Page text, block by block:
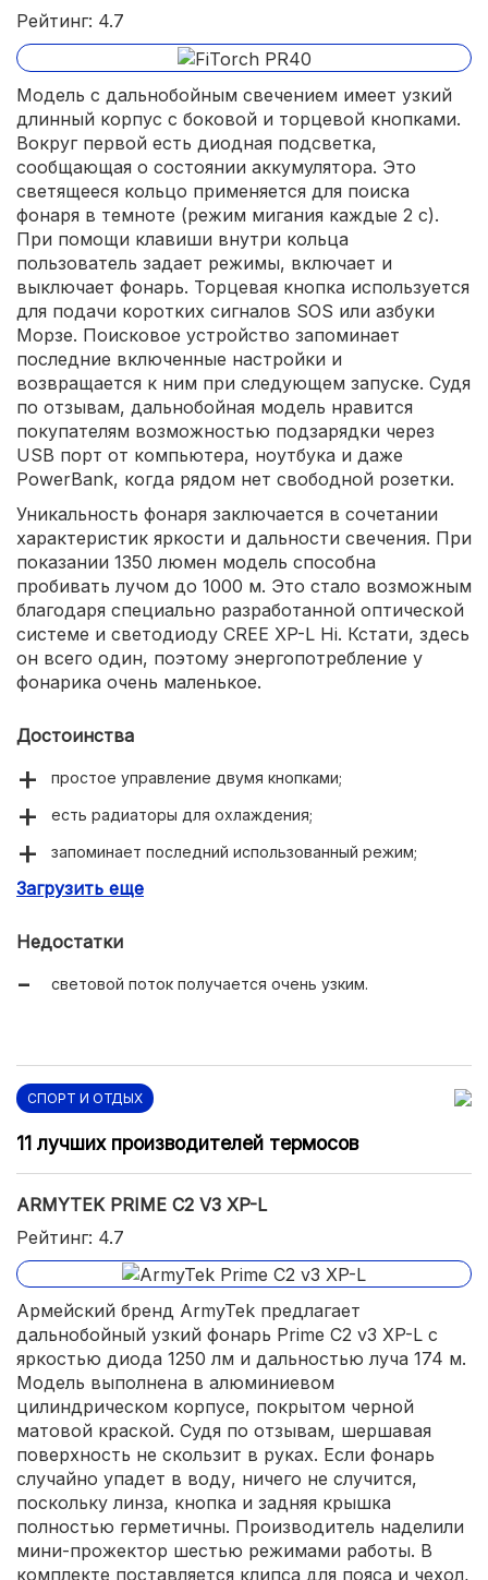
Рейтинг: 4.7
Модель с дальнобойным свечением имеет узкий
длинный корпус с боковой и торцевой кнопками.
Вокруг первой есть диодная подсветка,
сообщающая о состоянии аккумулятора. Это
светящееся кольцо применяется для поиска
фонаря в темноте (режим мигания каждые 2 с).
При помощи клавиши внутри кольца
пользователь задает режимы, включает и
выключает фонарь. Торцевая кнопка используется
для подачи коротких сигналов SOS или азбуки
Морзе. Поисковое устройство запоминает
последние включенные настройки и
возвращается к ним при следующем запуске. Судя
по отзывам, дальнобойная модель нравится
покупателям возможностью подзарядки через
USB порт от компьютера, ноутбука и даже
PowerBank, когда рядом нет свободной розетки.
Уникальность фонаря заключается в сочетании
характеристик яркости и дальности свечения. При
показании 1350 люмен модель способна
пробивать лучом до 1000 м. Это стало возможным
благодаря специально разработанной оптической
системе и светодиоду CREE XP-L Hi. Кстати, здесь
он всего один, поэтому энергопотребление у
фонарика очень маленькое.
Достоинства
простое управление двумя кнопками;
есть радиаторы для охлаждения;
запоминает последний использованный режим;
индикация заряда аккумулятора.
Загрузить еще
Недостатки
световой поток получается очень узким.
СПОРТ И ОТДЫХ
11 лучших производителей термосов
ARMYTEK PRIME C2 V3 XP-L
Рейтинг: 4.7
Армейский бренд ArmyTek предлагает
дальнобойный узкий фонарь Prime C2 v3 XP-L с
яркостью диода 1250 лм и дальностью луча 174 м.
Модель выполнена в алюминиевом
цилиндрическом корпусе, покрытом черной
матовой краской. Судя по отзывам, шершавая
поверхность не скользит в руках. Если фонарь
случайно упадет в воду, ничего не случится,
поскольку линза, кнопка и задняя крышка
полностью герметичны. Производитель наделили
мини-прожектор шестью режимами работы. В
комплекте поставляется клипса для пояса и чехол,